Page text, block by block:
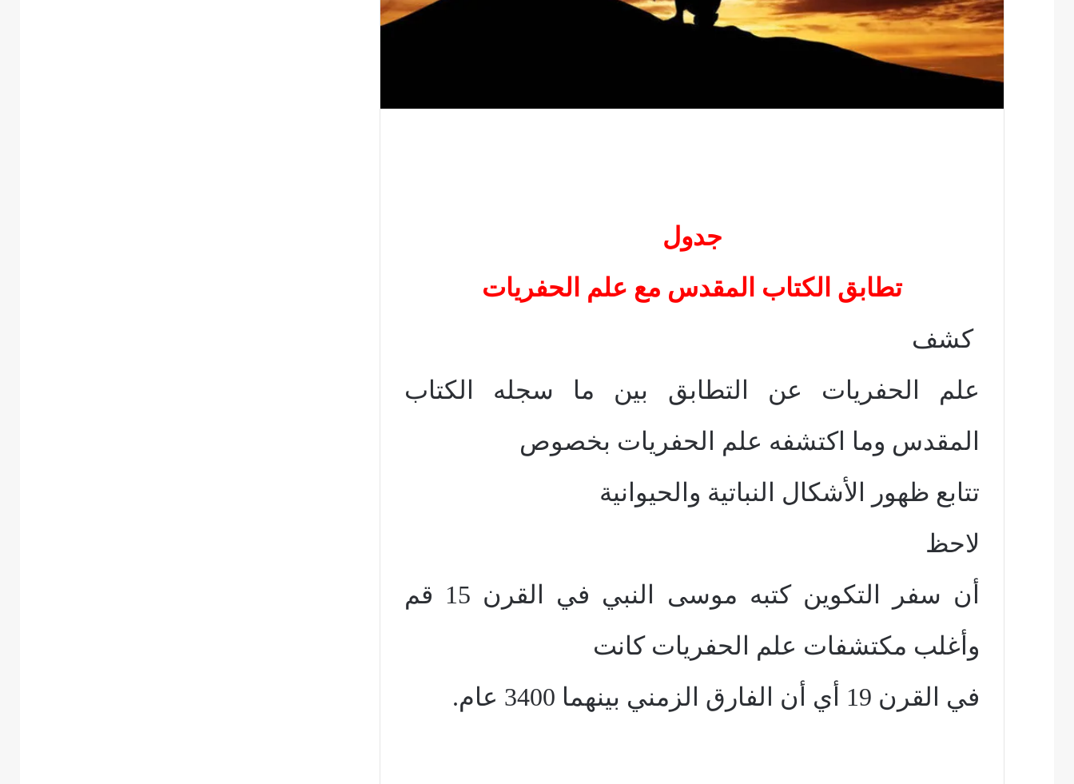
جدول
تطابق الكتاب المقدس مع علم الحفريات
كشف
علم الحفريات عن التطابق بين ما سجله الكتاب
المقدس وما اكتشفه علم الحفريات بخصوص
تتابع ظهور الأشكال النباتية والحيوانية
لاحظ
أن سفر التكوين كتبه موسى النبي في القرن 15 قم
وأغلب مكتشفات علم الحفريات كانت
في القرن 19 أي أن الفارق الزمني بينهما 3400 عام.